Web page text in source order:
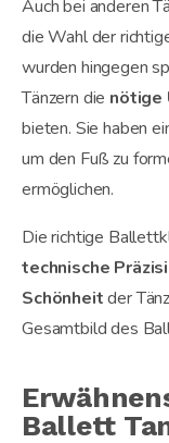
Auch bei anderen
die Wahl der
wurden hingegen
Tänzern die nötige
bieten. Sie haben
um den Fuß zu
ermöglichen.
Die richtige
technische
Schönheitder
Gesamtbild des
Ballett